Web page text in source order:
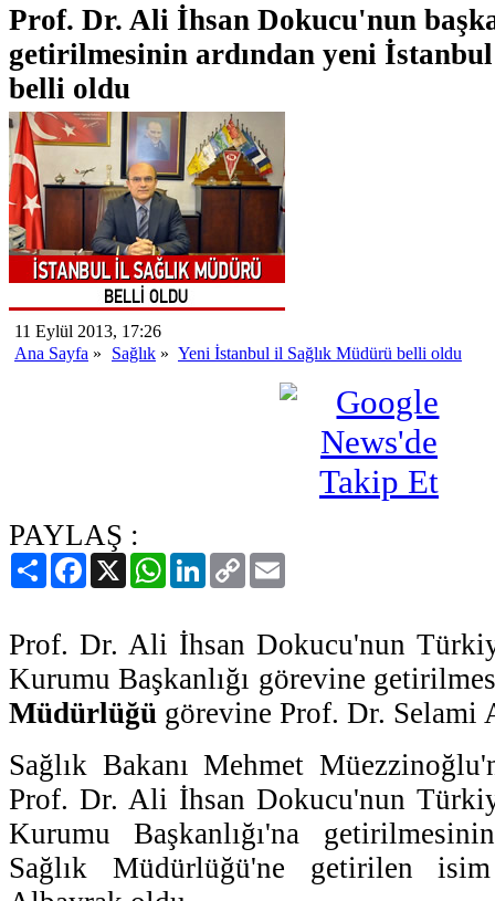
Prof. Dr. Ali İhsan Dokucu'nun
getirilmesinin ardından yeni
belli oldu
11 Eylül 2013, 17:26
Ana Sayfa » Sağlık » Yeni İstanbul il Sağlık Müdürü belli oldu
PAYLAŞ :
PaylaşFacebook
X WhatsAppLinkedIn
Copy
Link
Prof. Dr. Ali İhsan Dokucu'nun
Kurumu Başkanlığı görevine
Müdürlüğü görevine Prof. Dr.
Sağlık Bakanı Mehmet
Prof. Dr. Ali İhsan Dokucu'nun
Kurumu Başkanlığı'na
Sağlık Müdürlüğü'ne getirilen